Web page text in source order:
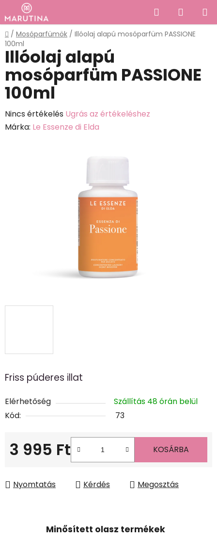
Ugrás
fő
tartalomhoz
KeresésKOSÁR
Kezdőlap
/ Mosóparfümök / Illóolaj alapú mosóparfüm PASSIONE
100ml
Friss púderes illat
Elérhetőség
Szállítás 48 órán belül
Kód:
73
3 995 Ft KOSÁRBA
Nyomtatás Kérdés Megosztás
Illóolaj alapú
mosóparfüm PASSIONE
100ml
A
termék
Nincs értékelés Ugrás az értékeléshez
Márka: Le Essenze di Elda
Minősített olasz termékek